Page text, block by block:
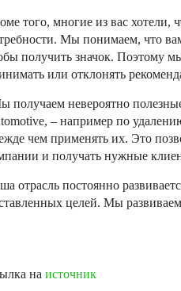
того, многие из вас хотели,
Мы понимаем, что
получить значок. Поэтому
или отклонять
получаем невероятно
– например по
чем применять их. Это
и получать нужные
отрасль постоянно
целей. Мы
на источник